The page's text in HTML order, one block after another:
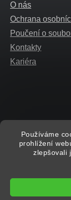
Používáme
prohlížení
zlepšovali
O nás
Ochrana
Poučení o
Kontakty
Kariéra
Copyright 2026